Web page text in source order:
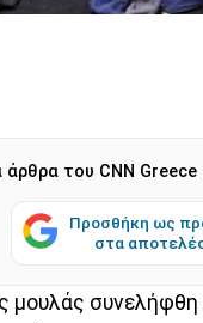
του CNN
Προσθήκη ως
στα
μουλάς συνελήφθη